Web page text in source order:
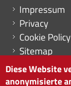
Menu footer
Impressum
Privacy
Cookie Policy
Sitemap
Cookie-
Diese Website
anonymisierte